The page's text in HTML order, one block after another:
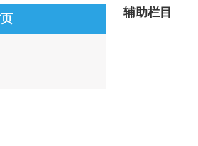
辅助栏目